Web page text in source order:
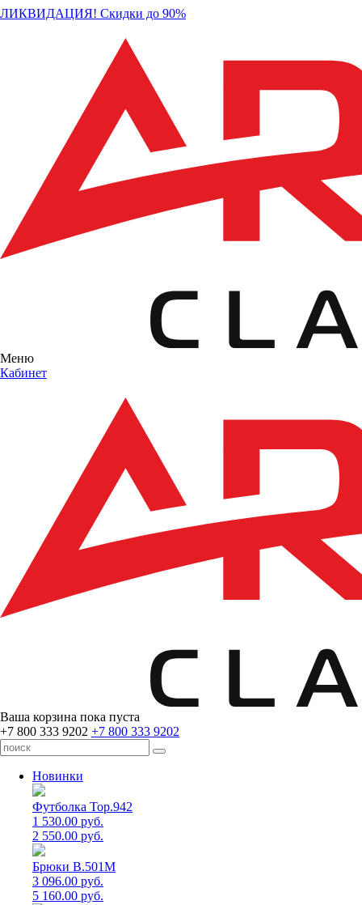
ЛИКВИДАЦИЯ! Скидки до 90%
Меню
Кабинет
Ваша корзина пока пуста
+7 800 333 9202 +7 800 333 9202
Новинки
Футболка Top.942
1 530.00 руб.
2 550.00 руб.
Брюки B.501M
3 096.00 руб.
5 160.00 руб.